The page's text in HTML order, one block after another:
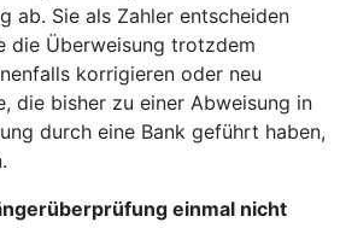
ab. Sie als Zahler entscheiden
die Überweisung trotzdem
korrigieren oder neu
die bisher zu einer Abweisung in
durch eine Bank geführt haben,
einmal nicht